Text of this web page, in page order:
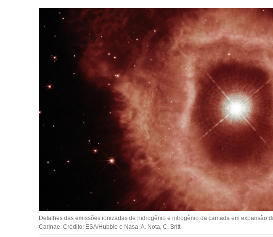
Detalhes das emissões ionizadas de hidrogênio e nitrogênio da camada em expansão
Carinae. Crédito: ESA/Hubble e Nasa, A. Nota, C. Britt